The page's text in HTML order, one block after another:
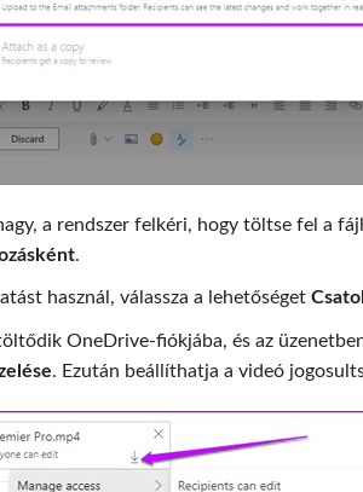
a rendszer felkéri, hogy töltse fel a
.
használ, válassza a lehetőséget
OneDrive-fiókjába, és az
. Ezután beállíthatja a videó